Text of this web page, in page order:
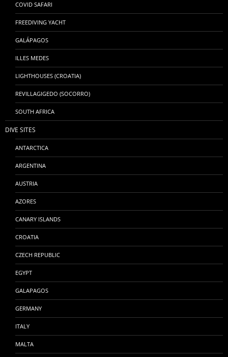
COVID SAFARI
FREEDIVING YACHT
GALÁPAGOS
ILLES MEDES
LIGHTHOUSES (CROATIA)
REVILLAGIGEDO (SOCORRO)
SOUTH AFRICA
DIVE SITES
ANTARCTICA
ARGENTINA
AUSTRIA
AZORES
CANARY ISLANDS
CROATIA
CZECH REPUBLIC
EGYPT
GALAPAGOS
GERMANY
ITALY
MALTA